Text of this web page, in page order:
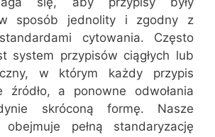
sposób jednolity i zgodny z
cytowania. Często
system przypisów ciągłych lub
w którym każdy przypis
źródło, a ponowne odwołania
skróconą formę. Nasze
obejmuje pełną standaryzację